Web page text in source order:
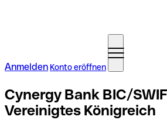
Anmelden Konto eröffnen
Cynergy Bank BIC/
Vereinigtes Königreich